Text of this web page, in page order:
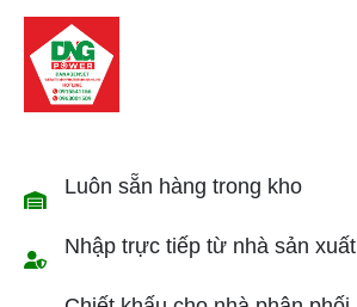
Luôn sẵn hàng trong kho
Nhập trực tiếp từ nhà sản xuất